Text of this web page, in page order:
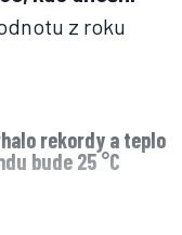
z roku
rekordy a teplo
bude 25 °C